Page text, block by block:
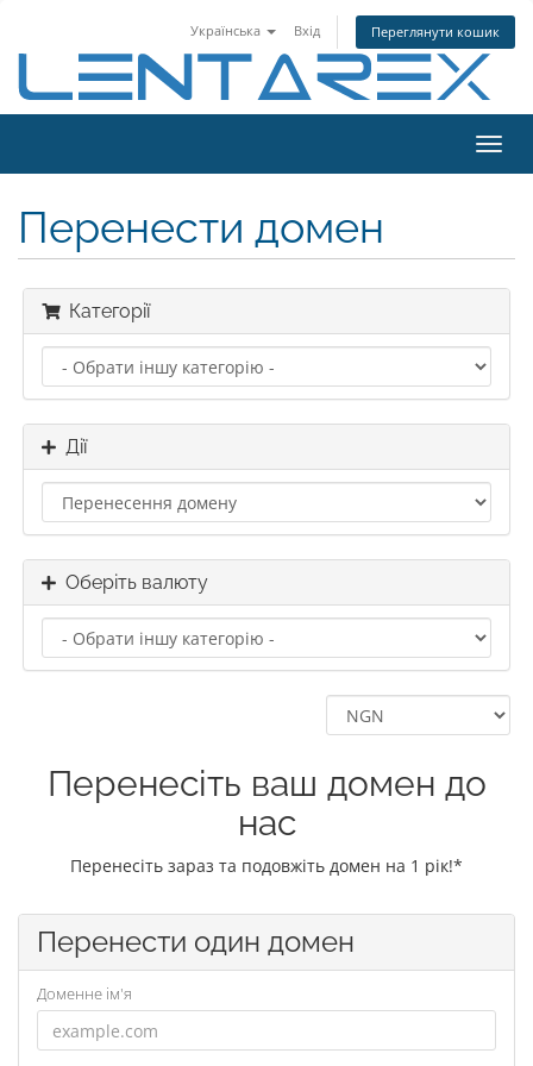
Українська Вхід Переглянути кошик
Перенести домен
Категорії
Дії
Оберіть валюту
Перенесіть ваш домен до
нас
Перенесіть зараз та подовжіть домен на 1 рік!*
Перенести один домен
Доменне ім'я